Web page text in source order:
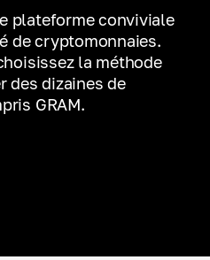
plateforme conviviale
de cryptomonnaies.
la méthode
des dizaines de
GRAM.